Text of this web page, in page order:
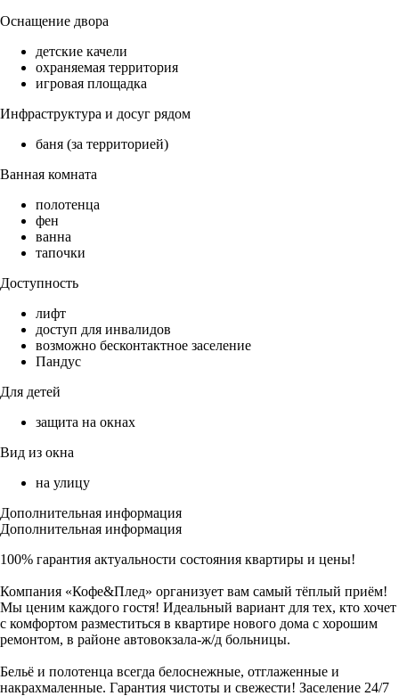
Оснащение двора
детские качели
охраняемая территория
игровая площадка
Инфраструктура и досуг рядом
баня (за территорией)
Ванная комната
полотенца
фен
ванна
тапочки
Доступность
лифт
доступ для инвалидов
возможно бесконтактное заселение
Пандус
Для детей
защита на окнах
Вид из окна
на улицу
Дополнительная информация
Дополнительная информация
100% гарантия актуальности состояния квартиры и цены!
Компания «Кофе&Плед» организует вам самый тёплый приём!
Мы ценим каждого гостя! Идеальный вариант для тех, кто хочет
с комфортом разместиться в квартире нового дома с хорошим
ремонтом, в районе автовокзала-ж/д больницы.
Бельё и полотенца всегда белоснежные, отглаженные и
накрахмаленные. Гарантия чистоты и свежести! Заселение 24/7